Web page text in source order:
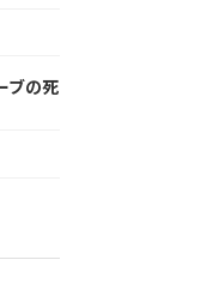
ブの死